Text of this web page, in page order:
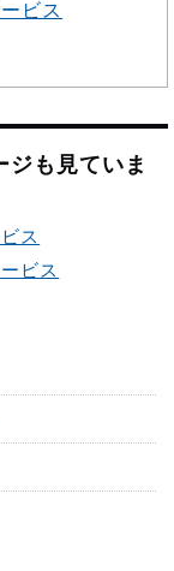
ビス
ジも見ていま
ス
ビス